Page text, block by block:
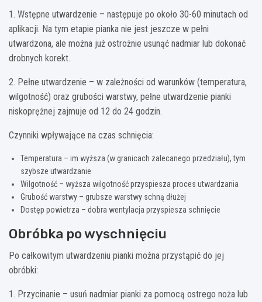
1. Wstępne utwardzenie – następuje po około 30-60 minutach od
aplikacji. Na tym etapie pianka nie jest jeszcze w pełni
utwardzona, ale można już ostrożnie usunąć nadmiar lub dokonać
drobnych korekt.
2. Pełne utwardzenie – w zależności od warunków (temperatura,
wilgotność) oraz grubości warstwy, pełne utwardzenie pianki
niskoprężnej zajmuje od 12 do 24 godzin.
Czynniki wpływające na czas schnięcia:
Temperatura – im wyższa (w granicach zalecanego przedziału), tym
szybsze utwardzanie
Wilgotność – wyższa wilgotność przyspiesza proces utwardzania
Grubość warstwy – grubsze warstwy schną dłużej
Dostęp powietrza – dobra wentylacja przyspiesza schnięcie
Obróbka po wyschnięciu
Po całkowitym utwardzeniu pianki można przystąpić do jej
obróbki:
1. Przycinanie – usuń nadmiar pianki za pomocą ostrego noża lub